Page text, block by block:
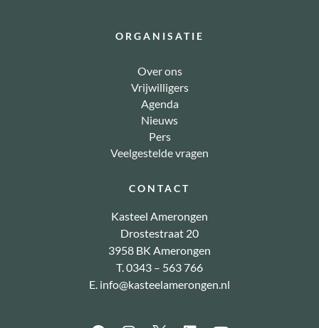
ORGANISATIE
Over ons
Vrijwilligers
Agenda
Nieuws
Pers
Veelgestelde vragen
CONTACT
Kasteel Amerongen
Drostestraat 20
3958 BK Amerongen
T. 0343 – 563 766
E. info@kasteelamerongen.nl